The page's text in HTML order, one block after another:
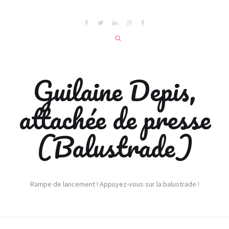
Guilaine Depis,
attachée de presse
(Balustrade)
Rampe de lancement ! Appuyez-vous sur la balustrade !